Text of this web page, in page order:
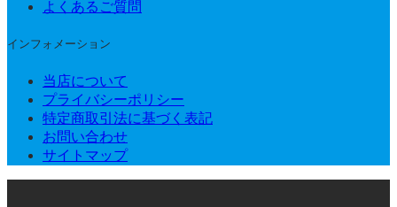
よくあるご質問
インフォメーション
当店について
プライバシーポリシー
特定商取引法に基づく表記
お問い合わせ
サイトマップ